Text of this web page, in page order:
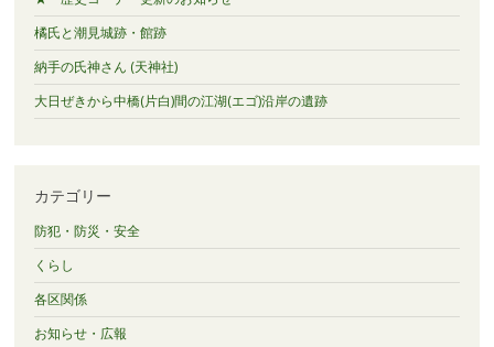
橘氏と潮見城跡・館跡
納手の氏神さん (天神社)
大日ぜきから中橋(片白)間の江湖(エゴ)沿岸の遺跡
カテゴリー
防犯・防災・安全
くらし
各区関係
お知らせ・広報